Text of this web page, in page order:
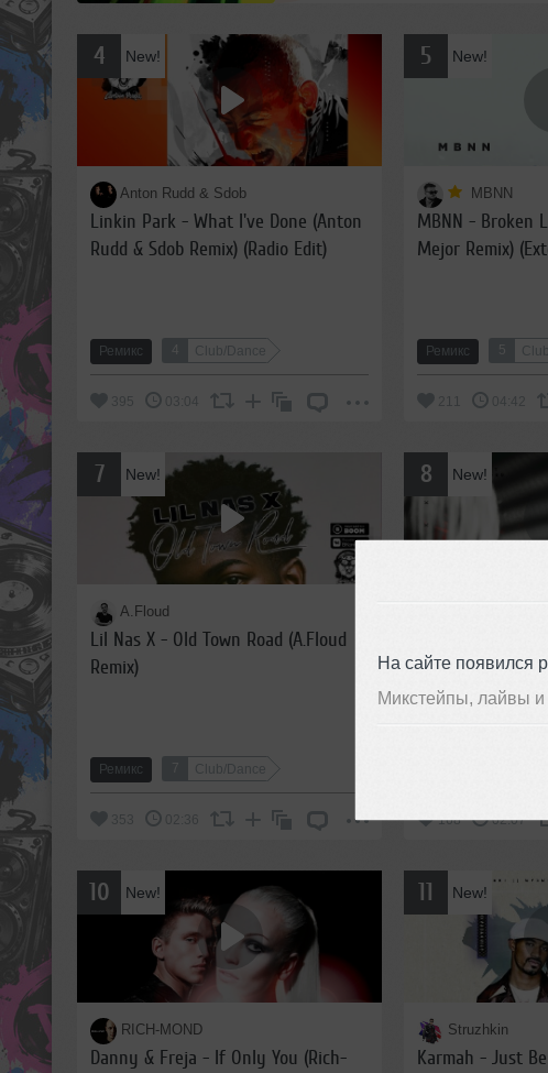
На сайте появился
Микстейпы, лайвы
Сергей 09 января
Просто огонь
к 00:50
4 New!
Anton Rudd & Sdob
Linkin Park - What I've Done (Anton
Rudd & Sdob Remix) (Radio Edit)
Ремикс 4 Club/Dance
395 03:04
5 New!
MBNN
MBNN - Broken
Mejor Remix)
Ремикс 5
211 04:42
7 New!
A.Floud
Lil Nas X - Old Town Road (A.Floud
Remix)
Ремикс 7 Club/Dance
353 02:36
8 New!
168 02:07
10 New!
RICH-MOND
Danny & Freja - If Only You (Rich-
11 New!
Struzhkin
Karmah - Just